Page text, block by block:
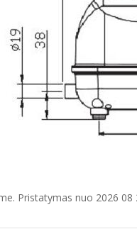
Pristatymas nuo 2026 08